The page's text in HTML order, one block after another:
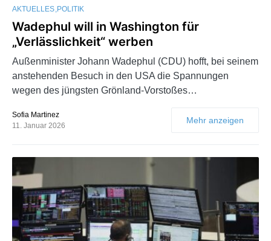
AKTUELLES POLITIK
Wadephul will in Washington für
„Verlässlichkeit“ werben
Außenminister Johann Wadephul (CDU) hofft, bei seinem
anstehenden Besuch in den USA die Spannungen
wegen des jüngsten Grönland-Vorstoßes…
Sofia Martinez
11. Januar 2026
Mehr anzeigen